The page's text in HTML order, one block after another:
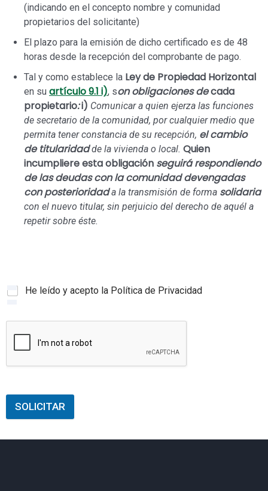
(indicando en el concepto nombre y comunidad
propietarios del solicitante)
El plazo para la emisión de dicho certificado es de 48
horas desde la recepción del comprobante de pago.
Tal y como establece la Ley de Propiedad Horizontal
en su artículo 9.1 i), son obligaciones decada
propietario:i) Comunicar a quien ejerza las funciones
de secretario de la comunidad, por cualquier medio que
permita tener constancia de su recepción, el cambio
de titularidadde la vivienda o local. Quien
incumpliere esta obligación seguirá respondiendo
de las deudas con la comunidad devengadas
con posterioridada la transmisión de forma solidaria
con el nuevo titular, sin perjuicio del derecho de aquél a
repetir sobre éste.
He leído y acepto la Política de Privacidad
SOLICITAR